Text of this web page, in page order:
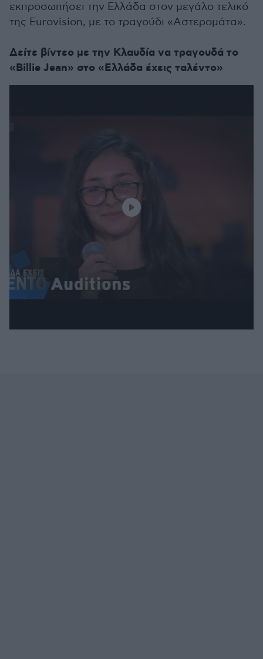
εκπροσωπήσει την Ελλάδα στον μεγάλο τελικό
της Eurovision, με το τραγούδι «Αστερομάτα».
Δείτε βίντεο με την Κλαυδία να τραγουδά το
«Billie Jean» στο «Ελλάδα έχεις ταλέντο»